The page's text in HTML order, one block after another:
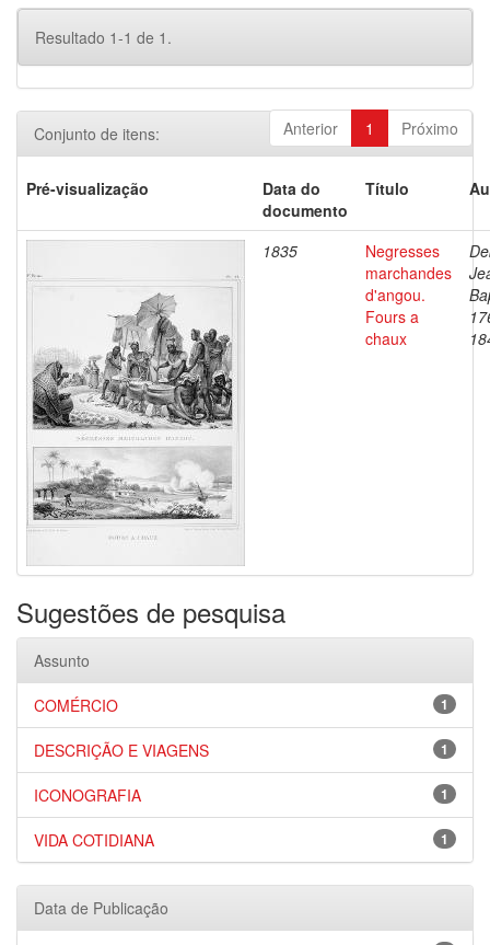
Resultado 1-1 de 1.
Anterior 1 Próximo
Conjunto de itens:
Pré-visualização
Data do
documento
Título
1835
Negresses
marchandes
d'angou.
Fours a
chaux
Sugestões de pesquisa
Assunto
1
COMÉRCIO
1
DESCRIÇÃO E VIAGENS
1
ICONOGRAFIA
1
VIDA COTIDIANA
Data de Publicação